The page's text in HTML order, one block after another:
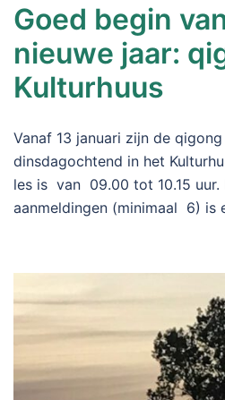
Goed begin
nieuwe jaar:
Kulturhuus
Vanaf 13 januari zijn de
dinsdagochtend in het
les is van 09.00 tot 10.15 uur.
aanmeldingen (minimaal 6) is